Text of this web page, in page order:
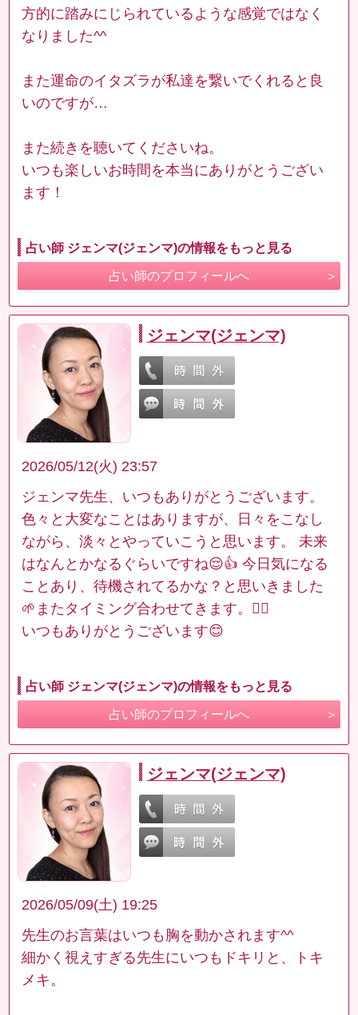
方的に踏みにじられているような感覚ではなく
なりました^^
また運命のイタズラが私達を繋いでくれると良
いのですが…
また続きを聴いてくださいね。
いつも楽しいお時間を本当にありがとうござい
ます！
占い師 ジェンマ(ジェンマ)の情報をもっと見る
占い師のプロフィールへ
ジェンマ(ジェンマ)
2026/05/12(火) 23:57
ジェンマ先生、いつもありがとうございます。
色々と大変なことはありますが、日々をこなし
ながら、淡々とやっていこうと思います。 未来
はなんとかなるぐらいですね😌👍 今日気になる
ことあり、待機されてるかな？と思いきました
🌱またタイミング合わせてきます。🙂‍↕️
いつもありがとうございます😊
占い師 ジェンマ(ジェンマ)の情報をもっと見る
占い師のプロフィールへ
ジェンマ(ジェンマ)
2026/05/09(土) 19:25
先生のお言葉はいつも胸を動かされます^^
細かく視えすぎる先生にいつもドキリと、トキ
メキ。